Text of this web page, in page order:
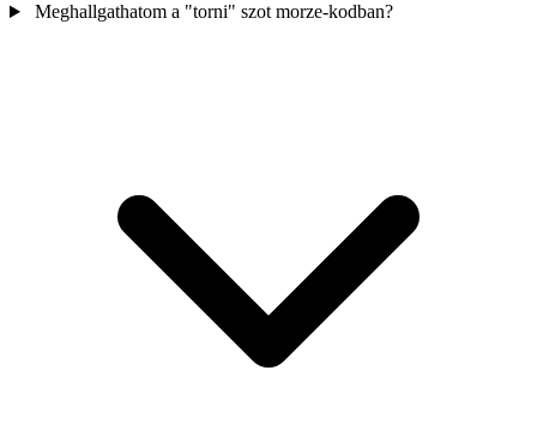
Meghallgathatom a "torni" szot morze-kodban?